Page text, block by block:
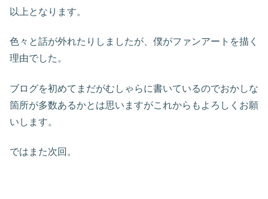
以上となります。
色々と話が外れたりしましたが、僕がファンアートを描く
理由でした。
ブログを初めてまだがむしゃらに書いているのでおかしな
箇所が多数あるかとは思いますがこれからもよろしくお願
いします。
ではまた次回。